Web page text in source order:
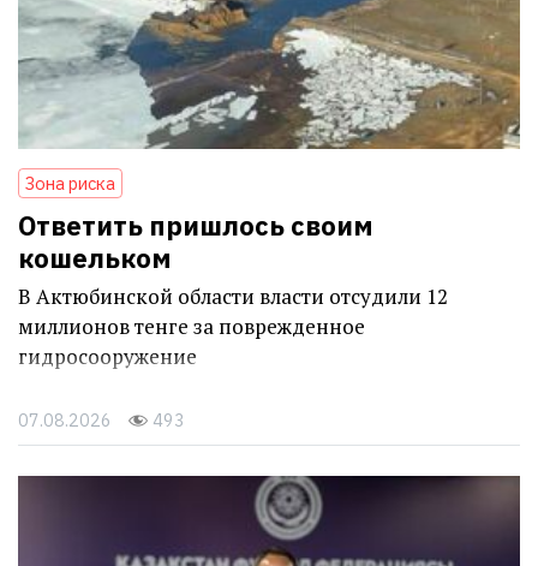
Зона риска
Ответить пришлось своим
кошельком
В Актюбинской области власти отсудили 12
миллионов тенге за поврежденное
гидросооружение
07.08.2026 493